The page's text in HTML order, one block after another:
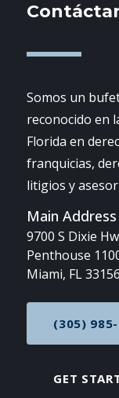
Somos un
reconocido en
Florida en
franquicias,
litigios y
Main Address
9700 S Dixie
Penthouse
Miami, FL 33156
(305)
GET